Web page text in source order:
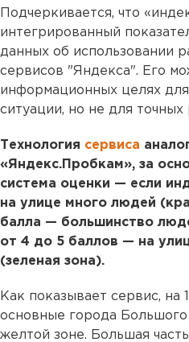
Подчеркивается, что
интегрированный
данных об использовании
сервисов "Яндекса". Его
информационных целях
ситуации, но не для точных
Технология сервиса
«Яндекс.Пробкам», за
система оценки — если
на улице много людей
балла — большинство
от 4 до 5 баллов — на
(зеленая зона).
Как показывает сервис, на
основные города
желтой зоне. Большая